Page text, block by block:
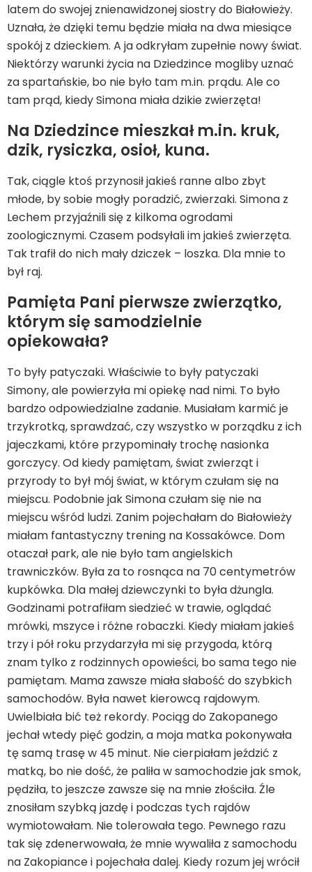
latem do swojej znienawidzonej siostry do Białowieży.
Uznała, że dzięki temu będzie miała na dwa miesiące
spokój z dzieckiem. A ja odkryłam zupełnie nowy świat.
Niektórzy warunki życia na Dziedzince mogliby uznać
za spartańskie, bo nie było tam m.in. prądu. Ale co
tam prąd, kiedy Simona miała dzikie zwierzęta!
Na Dziedzince mieszkał m.in. kruk,
dzik, rysiczka, osioł, kuna.
Tak, ciągle ktoś przynosił jakieś ranne albo zbyt
młode, by sobie mogły poradzić, zwierzaki. Simona z
Lechem przyjaźnili się z kilkoma ogrodami
zoologicznymi. Czasem podsyłali im jakieś zwierzęta.
Tak trafił do nich mały dziczek – loszka. Dla mnie to
był raj.
Pamięta Pani pierwsze zwierzątko,
którym się samodzielnie
opiekowała?
To były patyczaki. Właściwie to były patyczaki
Simony, ale powierzyła mi opiekę nad nimi. To było
bardzo odpowiedzialne zadanie. Musiałam karmić je
trzykrotką, sprawdzać, czy wszystko w porządku z ich
jajeczkami, które przypominały trochę nasionka
gorczycy. Od kiedy pamiętam, świat zwierząt i
przyrody to był mój świat, w którym czułam się na
miejscu. Podobnie jak Simona czułam się nie na
miejscu wśród ludzi. Zanim pojechałam do Białowieży
miałam fantastyczny trening na Kossakówce. Dom
otaczał park, ale nie było tam angielskich
trawniczków. Była za to rosnąca na 70 centymetrów
kupkówka. Dla małej dziewczynki to była dżungla.
Godzinami potrafiłam siedzieć w trawie, oglądać
mrówki, mszyce i różne robaczki. Kiedy miałam jakieś
trzy i pół roku przydarzyła mi się przygoda, którą
znam tylko z rodzinnych opowieści, bo sama tego nie
pamiętam. Mama zawsze miała słabość do szybkich
samochodów. Była nawet kierowcą rajdowym.
Uwielbiała bić też rekordy. Pociąg do Zakopanego
jechał wtedy pięć godzin, a moja matka pokonywała
tę samą trasę w 45 minut. Nie cierpiałam jeździć z
matką, bo nie dość, że paliła w samochodzie jak smok,
pędziła, to jeszcze zawsze się na mnie złościła. Źle
znosiłam szybką jazdę i podczas tych rajdów
wymiotowałam. Nie tolerowała tego. Pewnego razu
tak się zdenerwowała, że mnie wywaliła z samochodu
na Zakopiance i pojechała dalej. Kiedy rozum jej wrócił